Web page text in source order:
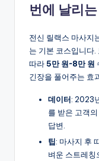
번에 날리
전신 릴랙스 마사지
는 기본 코스입니다.
따라5만 원~8만 원
긴장을 풀어주는 효
데이터: 2023
를 받은 고객
답변.
팁: 마사지 후
벼운 스트레칭